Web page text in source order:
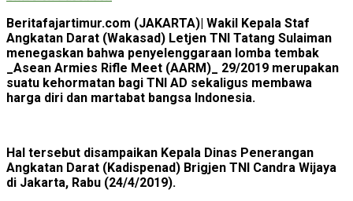
Beritafajartimur.com (JAKARTA)| Wakil Kepala Staf
Angkatan Darat (Wakasad) Letjen TNI Tatang Sulaiman
menegaskan bahwa penyelenggaraan lomba tembak
_Asean Armies Rifle Meet (AARM)_ 29/2019 merupakan
suatu kehormatan bagi TNI AD sekaligus membawa
harga diri dan martabat bangsa Indonesia.
Hal tersebut disampaikan Kepala Dinas Penerangan
Angkatan Darat (Kadispenad) Brigjen TNI Candra Wijaya
di Jakarta, Rabu (24/4/2019).